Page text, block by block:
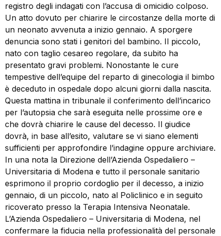
registro degli indagati con l’accusa di omicidio colposo.
Un atto dovuto per chiarire le circostanze della morte di
un neonato avvenuta a inizio gennaio. A sporgere
denuncia sono stati i genitori del bambino. Il piccolo,
nato con taglio cesareo regolare, da subito ha
presentato gravi problemi. Nonostante le cure
tempestive dell’equipe del reparto di ginecologia il bimbo
è deceduto in ospedale dopo alcuni giorni dalla nascita.
Questa mattina in tribunale il conferimento dell’incarico
per l’autopsia che sarà eseguita nelle prossime ore e
che dovrà chiarire le cause del decesso. Il giudice
dovrà, in base all’esito, valutare se vi siano elementi
sufficienti per approfondire l’indagine oppure archiviare.
In una nota la Direzione dell’Azienda Ospedaliero –
Universitaria di Modena e tutto il personale sanitario
esprimono il proprio cordoglio per il decesso, a inizio
gennaio, di un piccolo, nato al Policlinico e in seguito
ricoverato presso la Terapia Intensiva Neonatale.
L’Azienda Ospedaliero – Universitaria di Modena, nel
confermare la fiducia nella professionalità del personale